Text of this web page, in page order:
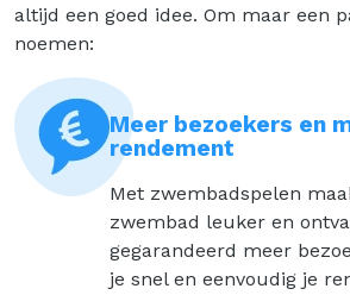
altijd een goed idee. Om maar een
noemen:
Meer bezoekers en
rendement
Met zwembadspelen
zwembad leuker en
gegarandeerd meer
je snel en eenvoudig je